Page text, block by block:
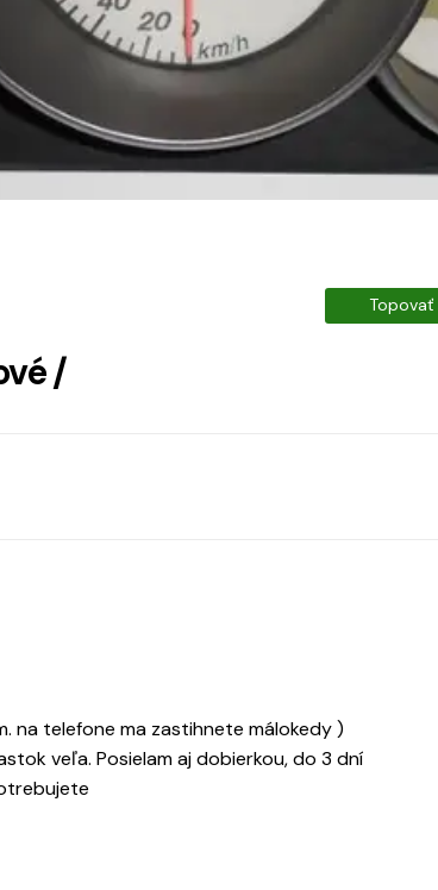
Topovať
/
na telefone ma zastihnete málokedy )
veľa. Posielam aj dobierkou, do 3 dní